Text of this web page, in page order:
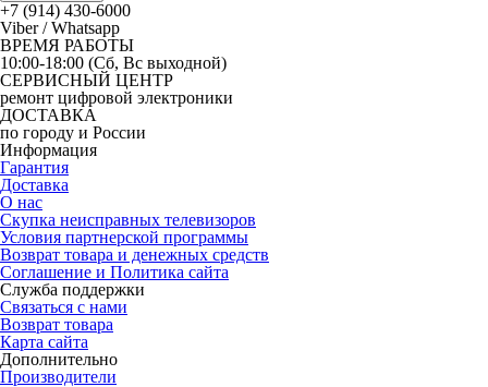
+7 (914) 430-6000
Viber / Whatsapp
ВРЕМЯ РАБОТЫ
10:00-18:00 (Сб, Вс выходной)
СЕРВИСНЫЙ ЦЕНТР
ремонт цифровой электроники
ДОСТАВКА
по городу и России
Информация
Гарантия
Доставка
О нас
Скупка неисправных телевизоров
Условия партнерской программы
Возврат товара и денежных средств
Соглашение и Политика сайта
Служба поддержки
Связаться с нами
Возврат товара
Карта сайта
Дополнительно
Производители